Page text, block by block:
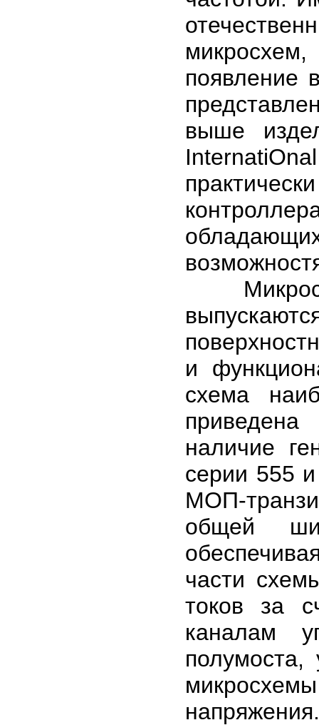
появление
выше
и
схема
наличие
серии 555
МОП-
общей
части
токов за
каналам
полумоста,
напряжения.